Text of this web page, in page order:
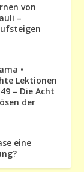
von
–
•
Lektionen
– Die Acht
der
eine